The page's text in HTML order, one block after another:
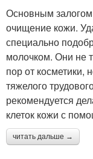
Основным
очищение кожи.
специально
молочком. Они не
пор от косметики,
тяжелого
рекомендуется
клеток кожи с
читать дальше →